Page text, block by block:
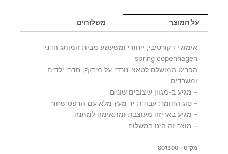
EMOJY
COOL
על המוצר משלוחים
אימוג'י דקורטיבי, ייחודי ומשעשע מבית המותג הדני
spring copenhagen
הפריט המושלם לטאצ' נורדי על מידוף, חדרי ילדים
ומשרדים
– מגיע ב-מגוון עיצובים שונים
– סוג החומר: עבודת יד מעץ מלא עם הדפס שחור
– מגיע באריזה מעוצבת ומתאימה למתנה
– מוצר זה הינו במשלוח
מק"ט – 801300